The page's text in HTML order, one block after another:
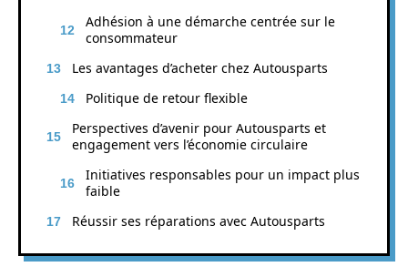
Adhésion à une démarche centrée sur le
consommateur
Les avantages d’acheter chez Autousparts
Politique de retour flexible
Perspectives d’avenir pour Autousparts et
engagement vers l’économie circulaire
Initiatives responsables pour un impact plus
faible
Réussir ses réparations avec Autousparts